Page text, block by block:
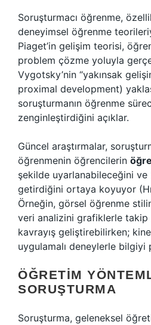
Soruşturmacı öğrenme,
deneyimsel öğrenme
Piaget’in gelişim teorisi,
problem çözme yoluyla
Vygotsky’nin “yakınsak
proximal development)
soruşturmanın öğrenme
zenginleştirdiğini açıklar.
Güncel araştırmalar,
öğrenmenin öğrencilerin
şekilde uyarlanabileceğini ve
getirdiğini ortaya koyuyor
Örneğin, görsel öğrenme
veri analizini grafiklerle
kavrayış geliştirebilirken;
uygulamalı deneylerle bilgiyi
ÖĞRETIM
SORUŞTURMA
Soruşturma, geleneksel